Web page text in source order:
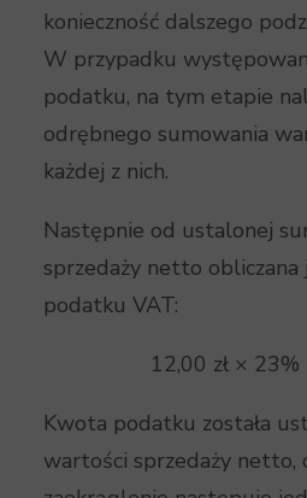
konieczność dalszego
W przypadku
podatku, na tym etapie
odrębnego sumowania
każdej z nich.
Następnie od ustalonej
sprzedaży netto
podatku VAT:
12,00 zł × 23%
Kwota podatku została
wartości sprzedaży netto,